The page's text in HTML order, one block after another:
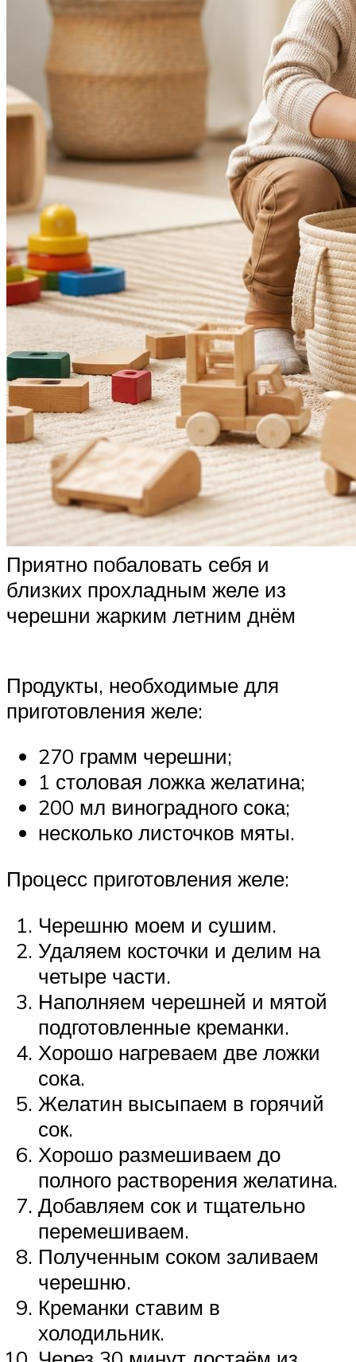
Приятно побаловать себя и
близких прохладным желе из
черешни жарким летним днём
Продукты, необходимые для
приготовления желе:
270 грамм черешни;
1 столовая ложка желатина;
200 мл виноградного сока;
несколько листочков мяты.
Процесс приготовления желе:
Черешню моем и сушим.
Удаляем косточки и делим на
четыре части.
Наполняем черешней и мятой
подготовленные креманки.
Хорошо нагреваем две ложки
сока.
Желатин высыпаем в горячий
сок.
Хорошо размешиваем до
полного растворения желатина.
Добавляем сок и тщательно
перемешиваем.
Полученным соком заливаем
черешню.
Креманки ставим в
холодильник.